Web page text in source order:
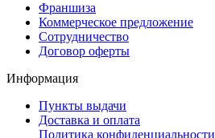
Франшиза
Коммерческое предложение
Сотрудничество
Договор оферты
Информация
Пункты выдачи
Доставка и оплата
Политика конфиденциальности